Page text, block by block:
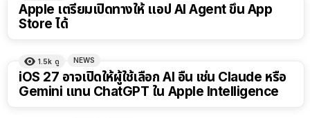
Apple เตรียมเปิดทางให้ แอป AI Agent ขึ้น App
Store ได้
1.5k ดู NEWS
iOS 27 อาจเปิดให้ผู้ใช้เลือก AI อื่น เช่น Claude หรือ
Gemini แทน ChatGPT ใน Apple Intelligence